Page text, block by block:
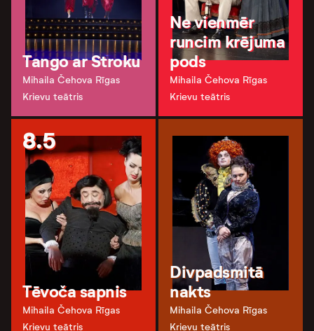
Tango ar Stroku
Mihaila Čehova Rīgas
Krievu teātris
Ne vienmēr
runcim krējuma
pods
Mihaila Čehova Rīgas
Krievu teātris
8.5
Tēvoča sapnis
Mihaila Čehova Rīgas
Krievu teātris
Divpadsmitā
nakts
Mihaila Čehova Rīgas
Krievu teātris